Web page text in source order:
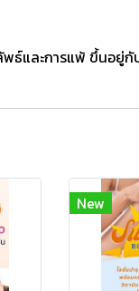
พธ์และการแพ้ ขึ้นอยู่
New